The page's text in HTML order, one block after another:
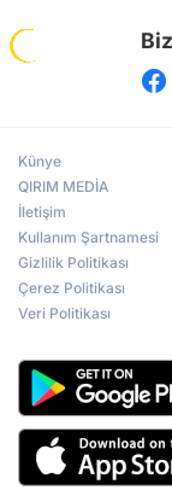
Künye
QIRIM MEDİA
İletişim
Kullanım Şartnamesi
Gizlilik Politikası
Çerez Politikası
Veri Politikası